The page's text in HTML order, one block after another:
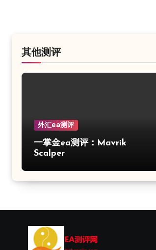
其他测评
外汇ea测评
一掌金ea测评：Mavrik
Scalper